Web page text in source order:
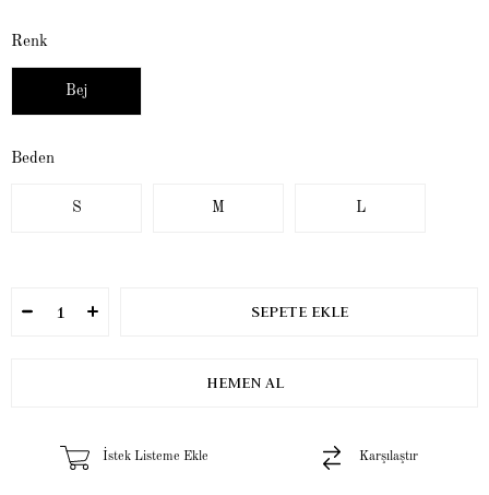
Renk
Bej
Beden
S M L
İstek Listeme Ekle Karşılaştır